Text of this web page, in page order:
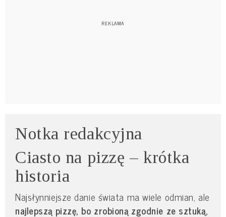
Notka redakcyjna
Ciasto na pizzę – krótka
historia
Najsłynniejsze danie świata ma wiele odmian, ale
najlepszą pizzę, bo zrobioną zgodnie ze sztuką,